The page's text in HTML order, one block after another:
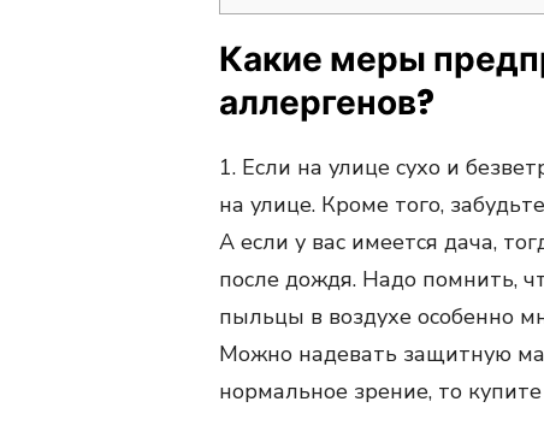
Какие меры
аллергенов?
1. Если на улице сухо и
на улице. Кроме того,
А если у вас имеется дача,
после дождя. Надо помнить,
пыльцы в воздухе особенно
Можно надевать защитную
нормальное зрение, то